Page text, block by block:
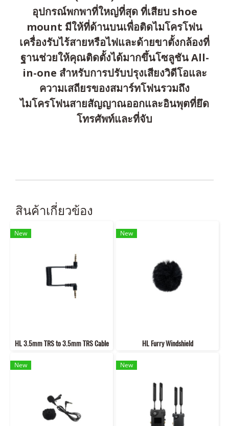
อุปกรณ์พกพาที่ใหญ่ที่สุด ที่เสียบ shoe
mount มีให้ที่ด้านบนเพื่อติดไมโครโฟน
เครื่องรับไร้สายหรือไฟและด้ายขาตั้งกล้องที่
ฐานช่วยให้คุณติดตั้งได้มากขึ้นโซลูชัน All-
in-one สำหรับการปรับปรุงเสียงวิดีโอและ
ความเสถียรของสมาร์ทโฟนรวมถึง
ไมโครโฟนสายสัญญาณออกและอินพุตที่ยึด
โทรศัพท์และที่จับ
สินค้าเกี่ยวข้อง
New
HL 3.5mm TRS to 3.5mm TRS Cable
New
HL Furry Windshield
New New